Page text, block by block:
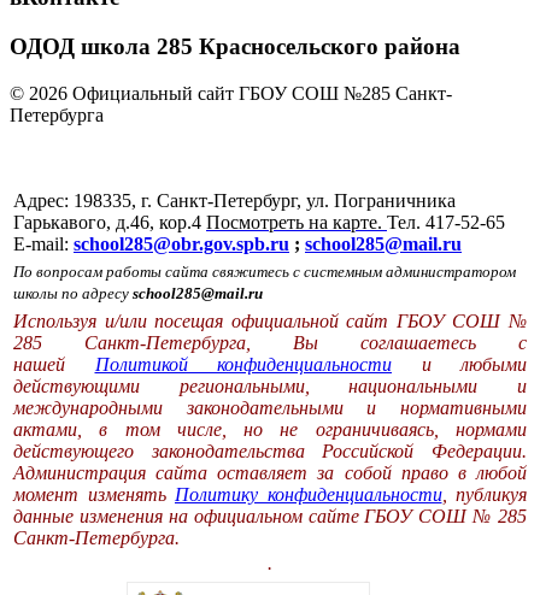
ОДОД школа 285 Красносельского района
© 2026 Официальный сайт ГБОУ СОШ №285 Санкт-
Петербурга
Адрес: 198335, г. Санкт-Петербург, ул. Пограничника
Гарькавого, д.46, кор.4 Посмотреть на карте. Тел. 417-52-65
E-mail: school285@obr.gov.spb.ru ; school285@mail.ru
По вопросам работы сайта свяжитесь с системным администратором
школы по адресу school285@mail.ru
Используя и/или посещая официальной сайт ГБОУ СОШ №
285 Санкт-Петербурга, Вы соглашаетесь с
нашей Политикой конфиденциальности и любыми
действующими региональными, национальными и
международными законодательными и нормативными
актами, в том числе, но не ограничиваясь, нормами
действующего законодательства Российской Федерации.
Администрация сайта оставляет за собой право в любой
момент изменять Политику конфиденциальности, публикуя
данные изменения на официальном сайте ГБОУ СОШ № 285
Санкт-Петербурга.
.